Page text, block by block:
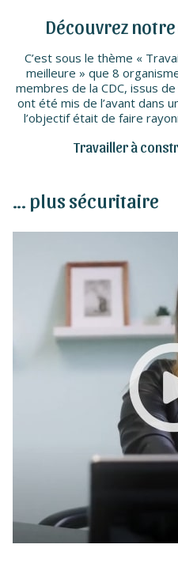
Découvrez
C’est sous le thème «
meilleure » que 8
membres de la CDC, issus
ont été mis de l’avant dans
l’objectif était de faire
Travailler à
… plus sécuritaire